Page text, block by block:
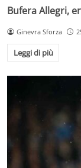
Bufera Allegri,
Ginevra Sforza
Leggi di più